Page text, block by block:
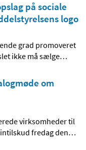
på sociale
logo
grad promoveret
ikke må sælge…
om
virksomheder til
fredag den…